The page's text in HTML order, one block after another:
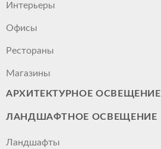
Интерьеры
Офисы
Рестораны
Магазины
АРХИТЕКТУРНОЕ ОСВЕЩЕНИЕ
ЛАНДШАФТНОЕ ОСВЕЩЕНИЕ
Ландшафты